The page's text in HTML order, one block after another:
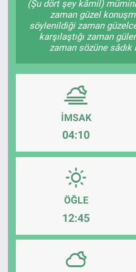
(Şu dört şey kâmil)
zaman güzel
söylenildiği zaman
karşılaştığı zaman
zaman sözüne
İMSAK
04:10
ÖĞLE
12:45